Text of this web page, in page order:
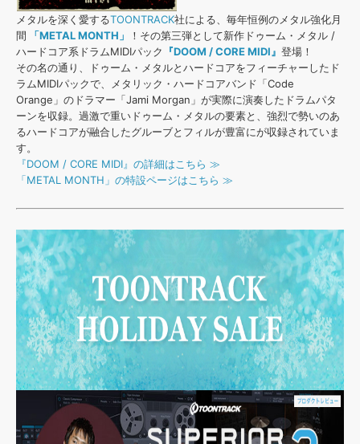
APS 映像のBGM・ セリフを音声分離
SLS 音素材の制作・ ライセンス提供
メタルを深く愛するTOONTRACK社による、毎年恒例のメタル強化月
間
「METAL MONTH」
！その第三弾として新作ドゥーム・メタル /
ハードコア系ドラムMIDIパック
『DOOM / CORE MIDI』 登場！
その名の通り、ドゥーム・メタルとハードコアをフィーチャーしたド
ラムMIDIパックで、メタリック・ハードコアバンド「Code
Orange」のドラマー「Jami Morgan」が実際に演奏したドラムパタ
ーンを収録。過激で重いドゥーム・メタルの要素と、強烈で勢いのあ
るハードコアが融合したグルーブとフィルが豊富にが収録されていま
す。
『DOOM / CORE MIDI』の詳細はこちら ≫
「METAL MONTH」の特設ページはこちら ≫